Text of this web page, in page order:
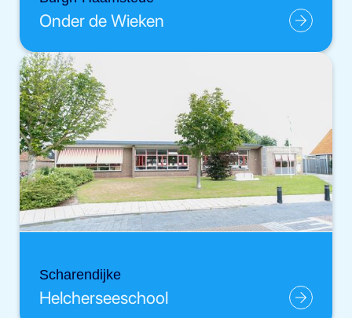
Onder de Wieken
Scharendijke
Helcherseeschool